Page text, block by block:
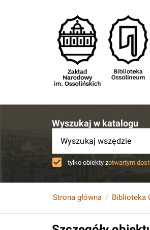
Wyszukaj w katalogu
Wyszukaj wszędzie
tylko obiekty zotwartym
Strona główna Biblioteka